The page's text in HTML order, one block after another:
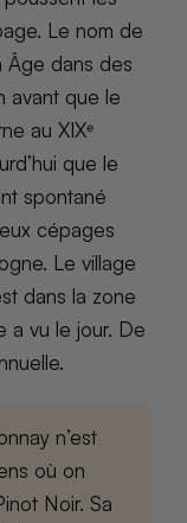
Le nom de
Âge dans des
avant que le
au XIXᵉ
que le
spontané
cépages
Le village
dans la zone
a vu le jour. De
n’est
où on
Noir. Sa